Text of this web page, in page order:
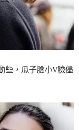
些，瓜子臉小V臉儘